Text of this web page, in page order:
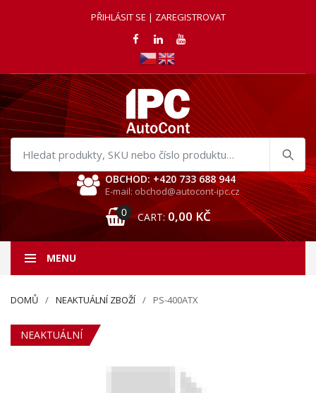
PŘIHLÁSIT SE | ZAREGISTROVAT
Hledat
produkty
OBCHOD: +420 733 688 944
E-mail: obchod@autocont-ipc.cz
0 CART: 0,00 KČ
MENU
DOMŮ NEAKTUÁLNÍ ZBOŽÍ PS-400ATX
NEAKTUÁLNÍ